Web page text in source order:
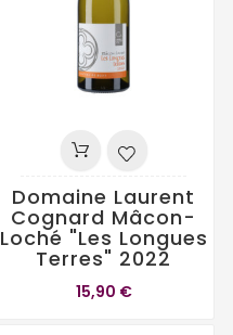
Domaine Laurent
Cognard Mâcon-
Loché "Les Longues
Terres" 2022
15,90 €